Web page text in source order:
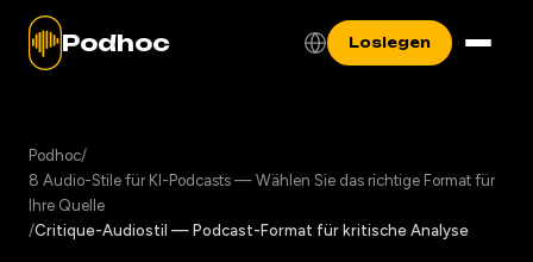
Podhoc Loslegen
Podhoc/
8 Audio-Stile für KI-Podcasts — Wählen Sie das richtige Format für
Ihre Quelle
/Critique-Audiostil — Podcast-Format für kritische Analyse